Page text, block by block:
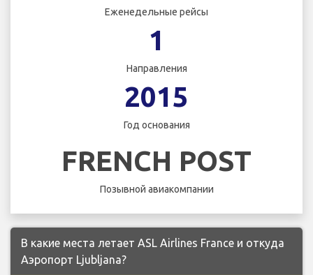
Еженедельные рейсы
1
Направления
2015
Год основания
FRENCH POST
Позывной авиакомпании
В какие места летает ASL Airlines France и откуда
Аэропорт Ljubljana?